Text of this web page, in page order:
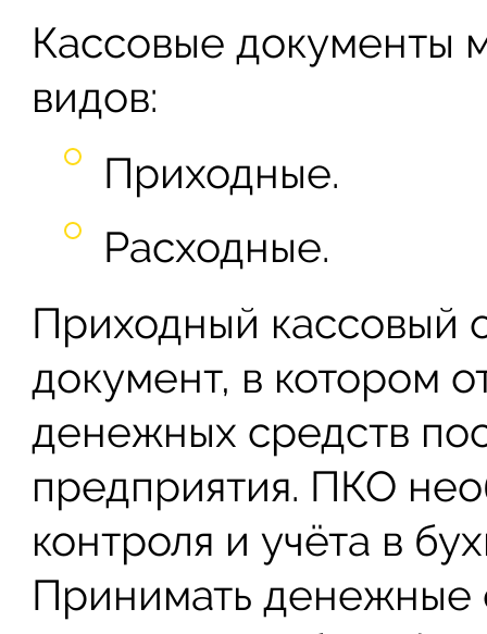
Кассовые документы
видов:
Приходные.
Расходные.
Приходный кассовый
документ, в котором
денежных средств
предприятия. ПКО
контроля и учёта в
Принимать денежные